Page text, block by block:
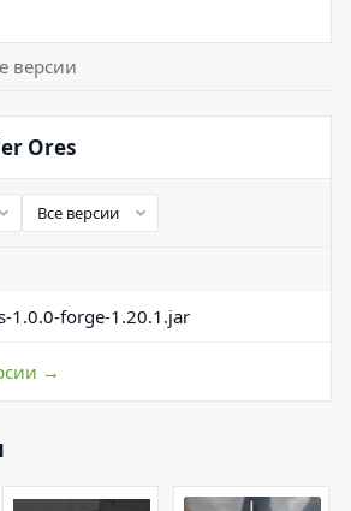
версии
Ores
1.0.0-forge-1.20.1.jar
→